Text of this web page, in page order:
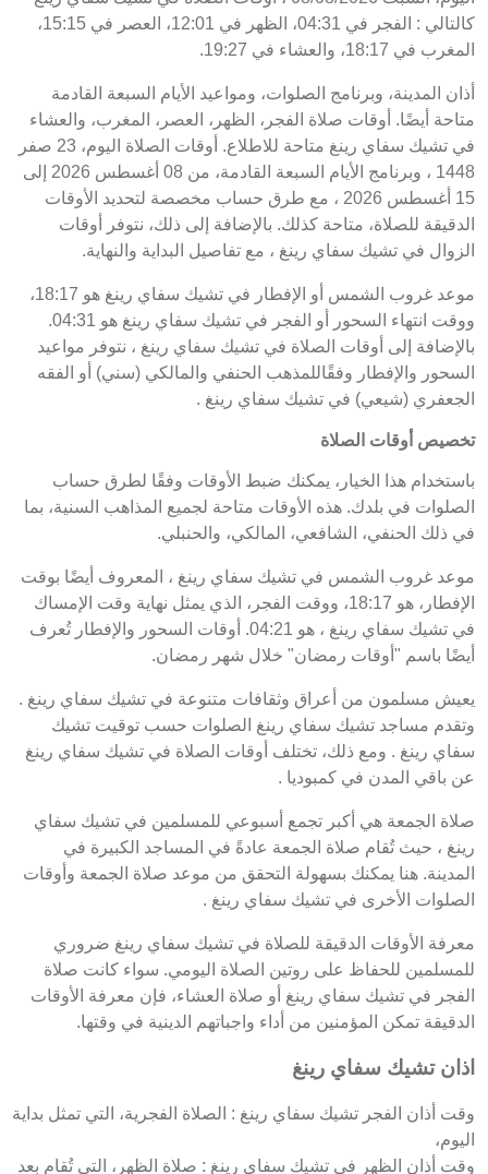
كالتالي : الفجر في 04:31، الظهر في 12:01، العصر في 15:15،
المغرب في 18:17، والعشاء في 19:27.
أذان المدينة، وبرنامج الصلوات، ومواعيد الأيام السبعة القادمة
متاحة أيضًا. أوقات صلاة الفجر، الظهر، العصر، المغرب، والعشاء
في تشيك سفاي رينغ متاحة للاطلاع. أوقات الصلاة اليوم، 23 صفر
1448 ، وبرنامج الأيام السبعة القادمة، من 08 أغسطس 2026 إلى
15 أغسطس 2026 ، مع طرق حساب مخصصة لتحديد الأوقات
الدقيقة للصلاة، متاحة كذلك. بالإضافة إلى ذلك، نتوفر أوقات
الزوال في تشيك سفاي رينغ ، مع تفاصيل البداية والنهاية.
موعد غروب الشمس أو الإفطار في تشيك سفاي رينغ هو 18:17،
ووقت انتهاء السحور أو الفجر في تشيك سفاي رينغ هو 04:31.
بالإضافة إلى أوقات الصلاة في تشيك سفاي رينغ ، نتوفر مواعيد
السحور والإفطار وفقًاللمذهب الحنفي والمالكي (سني) أو الفقه
الجعفري (شيعي) في تشيك سفاي رينغ .
تخصيص أوقات الصلاة
باستخدام هذا الخيار، يمكنك ضبط الأوقات وفقًا لطرق حساب
الصلوات في بلدك. هذه الأوقات متاحة لجميع المذاهب السنية، بما
في ذلك الحنفي، الشافعي، المالكي، والحنبلي.
موعد غروب الشمس في تشيك سفاي رينغ ، المعروف أيضًا بوقت
الإفطار، هو 18:17، ووقت الفجر، الذي يمثل نهاية وقت الإمساك
في تشيك سفاي رينغ ، هو 04:21. أوقات السحور والإفطار تُعرف
أيضًا باسم "أوقات رمضان" خلال شهر رمضان.
يعيش مسلمون من أعراق وثقافات متنوعة في تشيك سفاي رينغ .
وتقدم مساجد تشيك سفاي رينغ الصلوات حسب توقيت تشيك
سفاي رينغ . ومع ذلك، تختلف أوقات الصلاة في تشيك سفاي رينغ
عن باقي المدن في كمبوديا .
صلاة الجمعة هي أكبر تجمع أسبوعي للمسلمين في تشيك سفاي
رينغ ، حيث تُقام صلاة الجمعة عادةً في المساجد الكبيرة في
المدينة. هنا يمكنك بسهولة التحقق من موعد صلاة الجمعة وأوقات
الصلوات الأخرى في تشيك سفاي رينغ .
معرفة الأوقات الدقيقة للصلاة في تشيك سفاي رينغ ضروري
للمسلمين للحفاظ على روتين الصلاة اليومي. سواء كانت صلاة
الفجر في تشيك سفاي رينغ أو صلاة العشاء، فإن معرفة الأوقات
الدقيقة تمكن المؤمنين من أداء واجباتهم الدينية في وقتها.
اذان تشيك سفاي رينغ
وقت أذان الفجر تشيك سفاي رينغ : الصلاة الفجرية، التي تمثل بداية
اليوم،
وقت أذان الظهر في تشيك سفاي رينغ : صلاة الظهر، التي تُقام بعد